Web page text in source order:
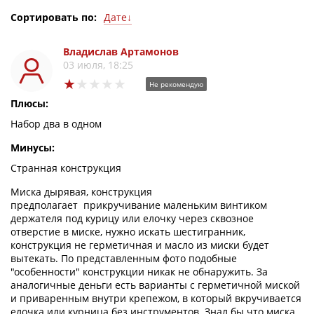
Сортировать по: Дате↓
Дате↑
Оценке↑
Владислав Артамонов
03 июля, 18:25
Не рекомендую
Плюсы:
Набор два в одном
Минусы:
Странная конструкция
Миска дырявая, конструкция
предполагает прикручивание маленьким винтиком
держателя под курицу или елочку через сквозное
отверстие в миске, нужно искать шестигранник,
конструкция не герметичная и масло из миски будет
вытекать. По представленным фото подобные
"особенности" конструкции никак не обнаружить. За
аналогичные деньги есть варианты с герметичной миской
и приваренным внутри крепежом, в который вкручивается